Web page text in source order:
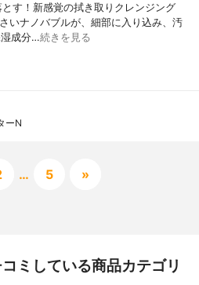
す！新感覚の拭き取りクレンジング
いナノバブルが、細部に入り込み、汚
成分…続きを見る
ーN
… 5 »
ミしている商品カテゴリ